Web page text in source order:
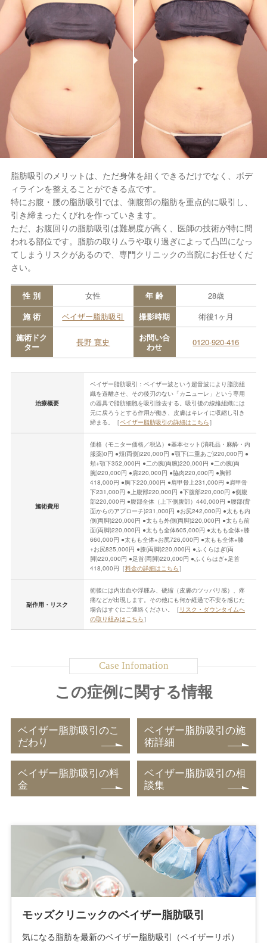
脂肪吸引のメリットは、ただ身体を細くできるだけでなく、ボデ
ィラインを整えることができる点です。
特にお腹・腰の脂肪吸引では、側腹部の脂肪を重点的に吸引し、
引き締まったくびれを作っていきます。
ただ、お腹回りの脂肪吸引は難易度が高く、医師の技術が特に問
われる部位です。脂肪の取りムラや取り過ぎによって凸凹になっ
てしまうリスクがあるので、専門クリニックの当院にお任せくだ
さい。
性 別 女性 年 齢
28歳
施 術
ベイザー脂肪吸引 撮影時期
術後1ヶ月
施術ドク
ター
長野 寛史
お問い合
わせ
0120-920-416
治療概要
ベイザー脂肪吸引：ベイザー波という超音波により脂肪組
織を遊離させ、その後刃のない「カニューレ」という専用
の器具で脂肪細胞を吸引除去する。吸引後の線維組織には
元に戻ろうとする作用が働き、皮膚はキレイに収縮し引き
締まる。［ベイザー脂肪吸引の詳細はこちら］
施術費用
価格（モニター価格／税込）●基本セット(消耗品・麻酔・内
服薬)0円 ●頬(両側)220,000円 ●顎下(二重あご)220,000円 ●
頬+顎下352,000円 ●二の腕(両腕)220,000円 ●二の腕(両
腕)220,000円 ●肩220,000円 ●脇肉220,000円 ●胸部
418,000円 ●胸下220,000円 ●肩甲骨上231,000円 ●肩甲骨
下231,000円 ●上腹部220,000円 ●下腹部220,000円 ●側腹
部220,000円 ●腹部全体（上下側腹部）440,000円 ●腰部(背
面からのアプローチ)231,000円 ●お尻242,000円 ●太もも内
側(両脚)220,000円 ●太もも外側(両脚)220,000円 ●太もも前
面(両脚)220,000円 ●太もも全体605,000円 ●太もも全体+膝
660,000円 ●太もも全体+お尻726,000円 ●太もも全体+膝
+お尻825,000円 ●膝(両脚)220,000円 ●ふくらはぎ(両
脚)220,000円 ●足首(両脚)220,000円 ●ふくらはぎ+足首
418,000円［料金の詳細はこちら］
副作用・リスク
術後には内出血や浮腫み、硬縮（皮膚のツッパリ感）、疼
痛などが出現します。その他にも何か経過で不安を感じた
場合はすぐにご連絡ください。［ リスク・ダウンタイムへ
の取り組みはこちら］
この症例に関する情報
ベイザー脂肪吸引のこ
だわり
ベイザー脂肪吸引の施
術詳細
ベイザー脂肪吸引の料
金
ベイザー脂肪吸引の相
談集
モッズクリニックのベイザー脂肪吸引
気になる脂肪を最新のベイザー脂肪吸引（ベイザーリポ）